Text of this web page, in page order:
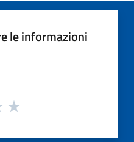
le informazioni